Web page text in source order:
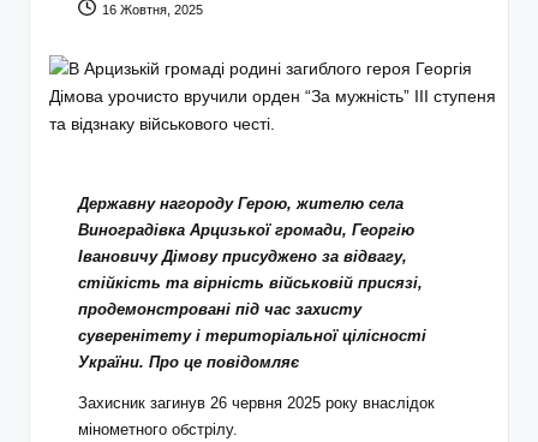
16 Жовтня, 2025
Державну нагороду Герою, жителю села
Виноградівка Арцизької громади, Георгію
Івановичу Дімову присуджено за відвагу,
стійкість та вірність військовій присязі,
продемонстровані під час захисту
суверенітету і територіальної цілісності
України. Про це повідомляє
Захисник загинув 26 червня 2025 року внаслідок
мінометного обстрілу.